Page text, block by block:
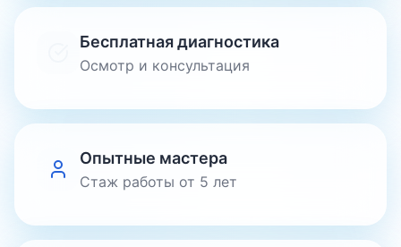
Бесплатная диагностика
Осмотр и консультация
Опытные мастера
Стаж работы от 5 лет